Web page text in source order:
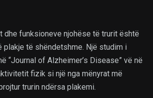
dhe funksioneve njohëse të trurit është
plakje të shëndetshme. Një studim i
“Journal of Alzheimer’s Disease” vë në
fizik si një nga mënyrat më
trurin ndërsa plakemi.